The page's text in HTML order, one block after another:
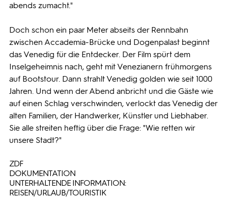
abends zumacht."
Doch schon ein paar Meter abseits der Rennbahn
zwischen Accademia-Brücke und Dogenpalast beginnt
das Venedig für die Entdecker. Der Film spürt dem
Inselgeheimnis nach, geht mit Venezianern frühmorgens
auf Bootstour. Dann strahlt Venedig golden wie seit 1000
Jahren. Und wenn der Abend anbricht und die Gäste wie
auf einen Schlag verschwinden, verlockt das Venedig der
alten Familien, der Handwerker, Künstler und Liebhaber.
Sie alle streiten heftig über die Frage: "Wie retten wir
unsere Stadt?"
ZDF
DOKUMENTATION
UNTERHALTENDE INFORMATION:
REISEN/URLAUB/TOURISTIK